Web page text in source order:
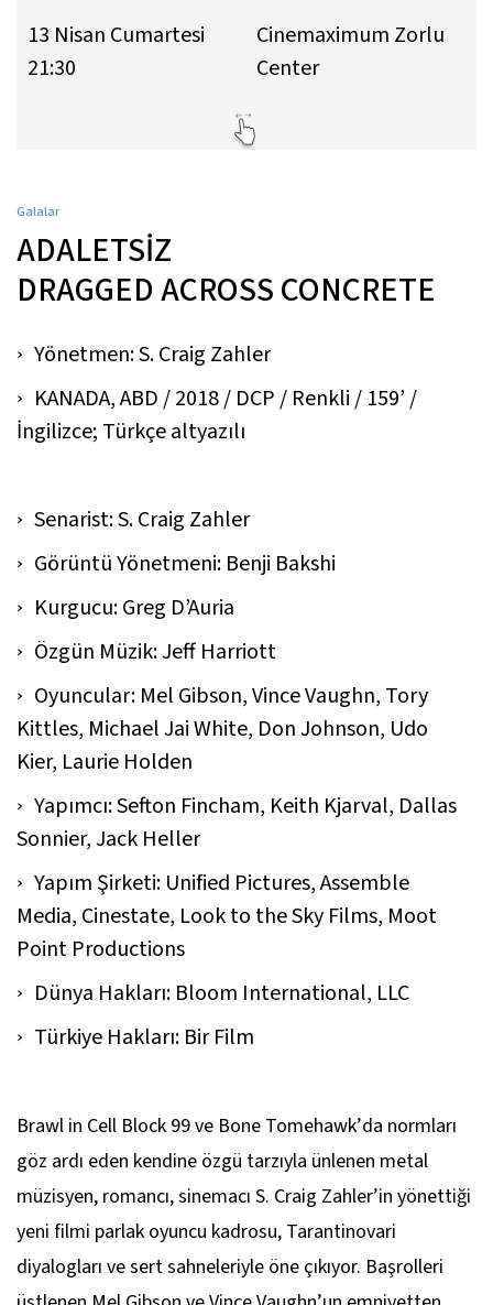
13 Nisan Cumartesi
21:30
Cinemaximum Zorlu
Center
Galalar
ADALETSİZ
DRAGGED ACROSS CONCRETE
Yönetmen: S. Craig Zahler
KANADA, ABD / 2018 / DCP / Renkli / 159’ /
İngilizce; Türkçe altyazılı
Senarist: S. Craig Zahler
Görüntü Yönetmeni: Benji Bakshi
Kurgucu: Greg D’Auria
Özgün Müzik: Jeff Harriott
Oyuncular: Mel Gibson, Vince Vaughn, Tory
Kittles, Michael Jai White, Don Johnson, Udo
Kier, Laurie Holden
Yapımcı: Sefton Fincham, Keith Kjarval, Dallas
Sonnier, Jack Heller
Yapım Şirketi: Unified Pictures, Assemble
Media, Cinestate, Look to the Sky Films, Moot
Point Productions
Dünya Hakları: Bloom International, LLC
Türkiye Hakları: Bir Film
Brawl in Cell Block 99ve Bone Tomehawk’da normları
göz ardı eden kendine özgü tarzıyla ünlenen metal
müzisyen, romancı, sinemacı S. Craig Zahler’in yönettiği
yeni filmi parlak oyuncu kadrosu, Tarantinovari
diyalogları ve sert sahneleriyle öne çıkıyor. Başrolleri